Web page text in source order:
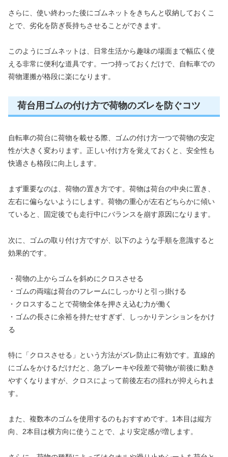
さらに、使い終わった後にゴムネットをきちんと収納しておくこ
とで、劣化を防ぎ長持ちさせることができます。
このようにゴムネットは、日常生活から趣味の場面まで幅広く使
える非常に便利な道具です。一つ持っておくだけで、自転車での
荷物運搬が格段に楽になります。
荷台用ゴムの付け方で荷物のズレを防ぐコツ
自転車の荷台に荷物を載せる際、ゴムの付け方一つで荷物の安定
性が大きく変わります。正しい付け方を覚えておくと、安全性も
快適さも格段に向上します。
まず重要なのは、荷物の置き方です。荷物は荷台の中央に置き、
左右に偏らないようにします。荷物の重心が左右どちらかに傾い
ていると、固定後でも走行中にバランスを崩す原因になります。
次に、ゴムの取り付け方ですが、以下のような手順を意識すると
効果的です。
・荷物の上からゴムを斜めにクロスさせる
・ゴムの両端は荷台のフレームにしっかりと引っ掛ける
・クロスすることで荷物全体を押さえ込む力が働く
・ゴムの長さに余裕を持たせすぎず、しっかりテンションをかけ
る
特に「クロスさせる」という方法がズレ防止に有効です。直線的
にゴムをかけるだけだと、急ブレーキや段差で荷物が前後に動き
やすくなりますが、クロスによって前後左右の揺れが抑えられま
す。
また、複数本のゴムを使用するのもおすすめです。1本目は縦方
向、2本目は横方向に使うことで、より安定感が増します。